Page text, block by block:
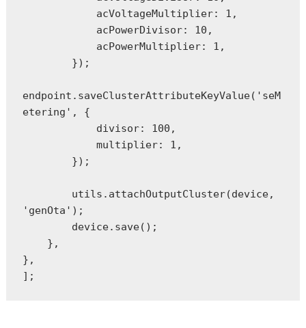
endpoint.saveClusterAttributeKeyValue('seM
etering', {
            multiplier: 1,
'genOta');
},
];